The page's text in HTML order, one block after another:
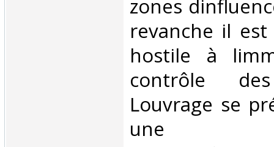
zones
revanche il
hostile à
contrôle
Louvrage se
une